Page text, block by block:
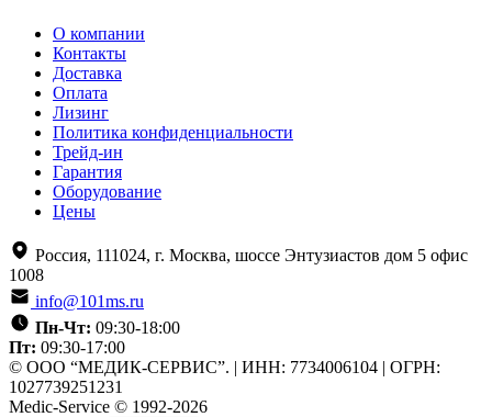
О компании
Контакты
Доставка
Оплата
Лизинг
Политика конфиденциальности
Трейд-ин
Гарантия
Оборудование
Цены
Россия, 111024, г. Москва, шоссе Энтузиастов дом 5 офис
1008
info@101ms.ru
Пн-Чт: 09:30-18:00
Пт: 09:30-17:00
© ООО “МЕДИК-СЕРВИС”. | ИНН: 7734006104 | ОГРН:
1027739251231
Medic-Service © 1992-2026